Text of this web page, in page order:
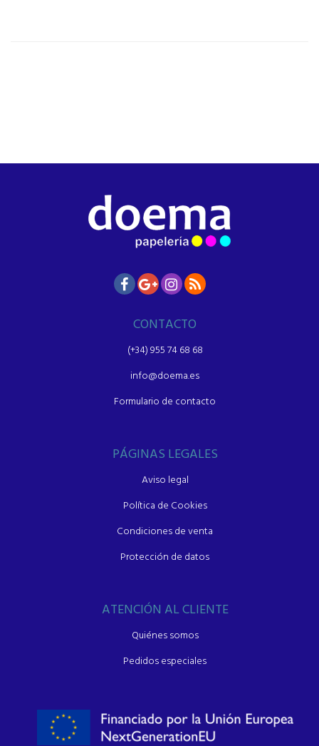
CONTACTO
(+34) 955 74 68 68
info@doema.es
Formulario de contacto
PÁGINAS LEGALES
Aviso legal
Política de Cookies
Condiciones de venta
Protección de datos
ATENCIÓN AL CLIENTE
Quiénes somos
Pedidos especiales